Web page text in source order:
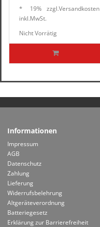
*
inkl.
19%
MwSt.
zzgl.Versandkosten
Nicht Vorrätig
Informationen
Impressum
AGB
Datenschutz
Zahlung
Lieferung
Widerrufsbelehrung
Altgeräteverordnung
Batteriegesetz
Erklärung zur Barrierefreiheit